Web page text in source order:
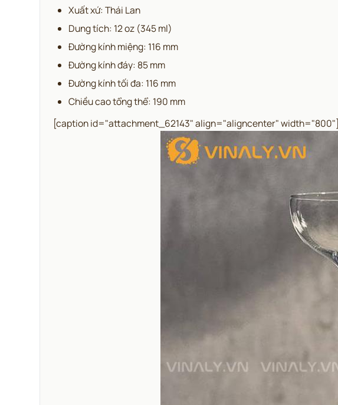
Xuất xứ: Thái Lan
Dung tích: 12 oz (345 ml)
Đường kính miệng: 116 mm
Đường kính đáy: 85 mm
Đường kính tối đa: 116 mm
Chiều cao tổng thể: 190 mm
[caption id="attachment_62143" align="aligncenter" width="800"]